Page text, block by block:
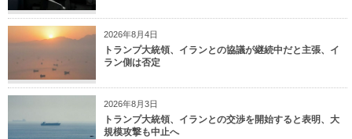
2026年8月4日
トランプ大統領、イランとの協議が継続中だと主張、イ
ラン側は否定
2026年8月3日
トランプ大統領、イランとの交渉を開始すると表明、大
規模攻撃も中止へ